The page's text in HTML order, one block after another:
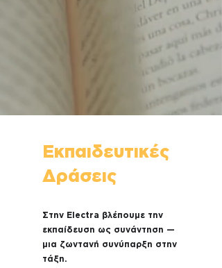
Εκπαιδευτικές
Δράσεις
Στην Electra βλέπουμε την
εκπαίδευση ως συνάντηση —
μια ζωντανή συνύπαρξη στην
τάξη.